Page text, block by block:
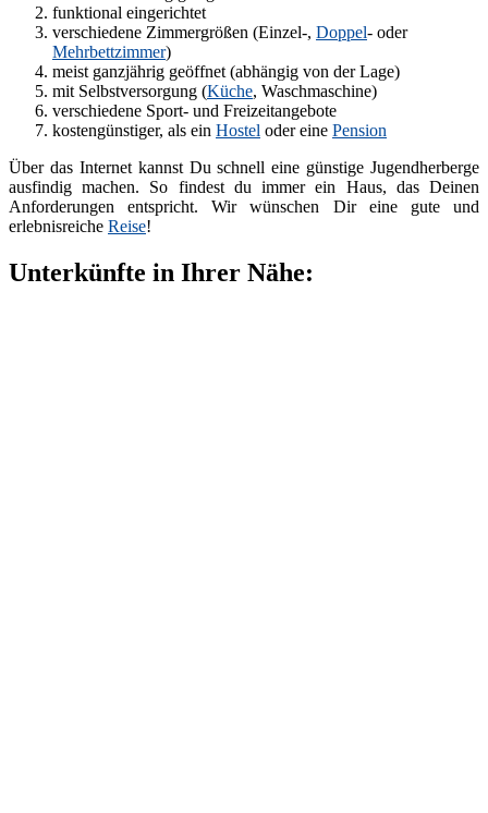
funktional eingerichtet
verschiedene Zimmergrößen (Einzel-, Doppel- oder
Mehrbettzimmer)
meist ganzjährig geöffnet (abhängig von der Lage)
mit Selbstversorgung (Küche, Waschmaschine)
verschiedene Sport- und Freizeitangebote
kostengünstiger, als ein Hostel oder eine Pension
Über das Internet kannst Du schnell eine günstige Jugendherberge
ausfindig machen. So findest du immer ein Haus, das Deinen
Anforderungen entspricht. Wir wünschen Dir eine gute und
erlebnisreiche Reise!
Unterkünfte in Ihrer Nähe: